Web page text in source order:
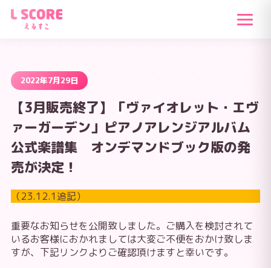
2022年7月29日
【3月販売終了】「ヴァイオレット・エヴ
ァーガーデン」ピアノアレンジアルバム
公式楽譜集 オンデマンドブック版の発
売が決定！
（23.12.1追記）
重要なお知らせを公開致しました。ご購入を検討されて
いるお客様におかれましては大変ご不便をおかけ致しま
すが、下記リンクよりご確認頂けますと幸いです。